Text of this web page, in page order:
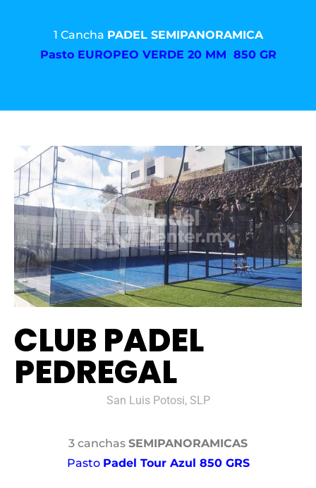
1 Cancha PADEL SEMIPANORAMICA
Pasto EUROPEO VERDE 20 MM 850 GR
CLUB PADEL
PEDREGAL
San Luis Potosi, SLP
3 canchas SEMIPANORAMICAS
Pasto Padel Tour Azul 850 GRS